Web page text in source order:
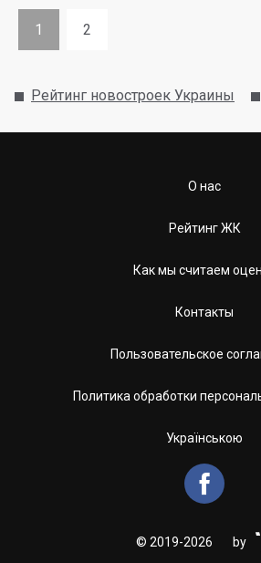
1 2
Рейтинг новостроек Украины
О нас
Рейтинг ЖК
Как мы считаем
Контакты
Пользовательское
Политика обработки
Українською

© 2019-2026 by